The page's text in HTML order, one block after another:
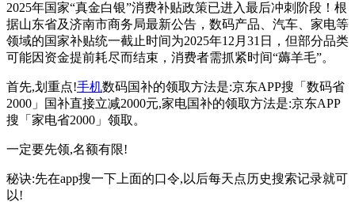
2025年国家“真金白银”消费补贴政策已进入最后冲刺阶段！根
据山东省及济南市商务局最新公告，数码产品、汽车、家电等
领域的国家补贴统一截止时间为2025年12月31日，但部分品类
可能因资金提前耗尽而结束，消费者需抓紧时间“薅羊毛”。
首先,划重点!手机数码国补的领取方法是:京东APP搜 「 数码省
2000 」国补直接立减2000元,家电国补的领取方法是:京东APP
搜「 家电省2000 」领取。
一定要先领,名额有限!
秘诀:先在app搜一下上面的口令,以后每天点历史搜索记录就可
以!